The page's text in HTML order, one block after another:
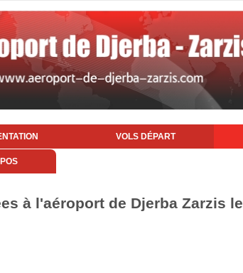
VOLS DÉPART
à l'aéroport de Djerba Zarzis